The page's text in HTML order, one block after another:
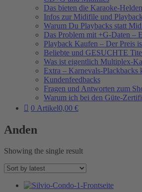
Das bieten die Karaoke-Helden
Infos zur Midifile und
Warum Du Playbacks statt
Das Problem mit +G-Daten –
Playback Kaufen – Der Preis
Beliebte und GESUCHTE
Was ist eigentlich Multiplex-
Extra – Karnevals-Plackbacks
Kundenfeedbacks
Fragen und Antworten zum
Warum ich bei den Güte-
0 Artikel0,00 €
Anden
Showing the single result